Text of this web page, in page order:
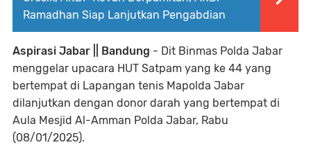
Ramadhan Siap Lanjutkan Pengabdian
Aspirasi Jabar || Bandung - Dit Binmas Polda Jabar
menggelar upacara HUT Satpam yang ke 44 yang
bertempat di Lapangan tenis Mapolda Jabar
dilanjutkan dengan donor darah yang bertempat di
Aula Mesjid Al-Amman Polda Jabar, Rabu
(08/01/2025).